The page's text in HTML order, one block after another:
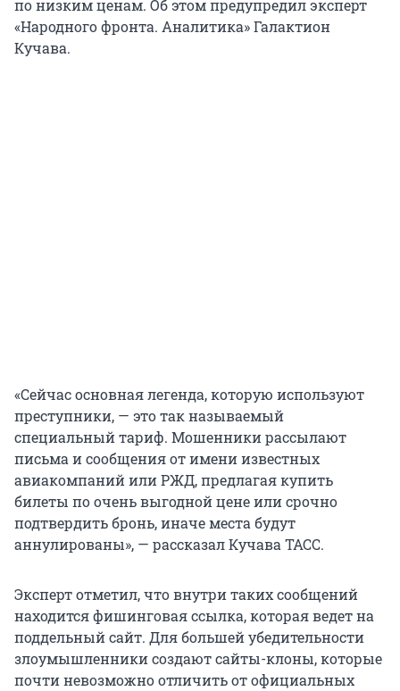
по низким ценам. Об этом предупредил эксперт
«Народного фронта. Аналитика» Галактион
Кучава.
«Сейчас основная легенда, которую используют
преступники, — это так называемый
специальный тариф. Мошенники рассылают
письма и сообщения от имени известных
авиакомпаний или РЖД, предлагая купить
билеты по очень выгодной цене или срочно
подтвердить бронь, иначе места будут
аннулированы», — рассказал Кучава ТАСС.
Эксперт отметил, что внутри таких сообщений
находится фишинговая ссылка, которая ведет на
поддельный сайт. Для большей убедительности
злоумышленники создают сайты-клоны, которые
почти невозможно отличить от официальных